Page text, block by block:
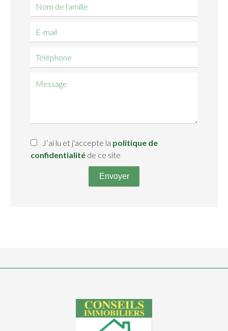
J’ai lu et j'accepte la politique de
confidentialité de ce site
Envoyer